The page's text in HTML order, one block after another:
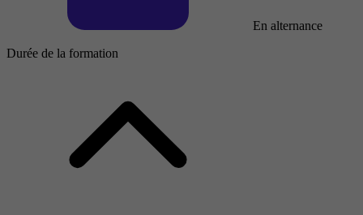
En alternance
Durée de la formation